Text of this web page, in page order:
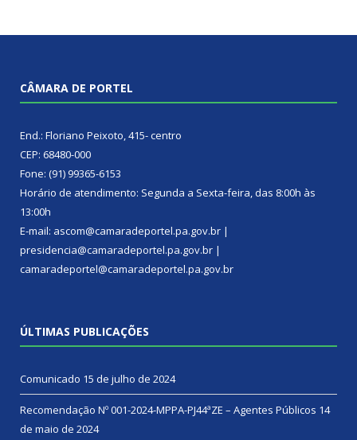
CÂMARA DE PORTEL
End.: Floriano Peixoto, 415- centro
CEP: 68480-000
Fone: (91) 99365-6153
Horário de atendimento: Segunda a Sexta-feira, das 8:00h às
13:00h
E-mail: ascom@camaradeportel.pa.gov.br |
presidencia@camaradeportel.pa.gov.br |
camaradeportel@camaradeportel.pa.gov.br
ÚLTIMAS PUBLICAÇÕES
Comunicado 15 de julho de 2024
Recomendação Nº 001-2024-MPPA-PJ44ªZE – Agentes Públicos 14
de maio de 2024